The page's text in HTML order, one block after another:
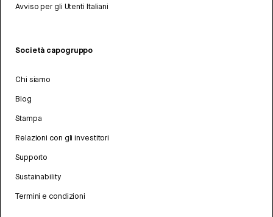
Avviso per gli Utenti Italiani
Società capogruppo
Chi siamo
Blog
Stampa
Relazioni con gli investitori
Supporto
Sustainability
Termini e condizioni